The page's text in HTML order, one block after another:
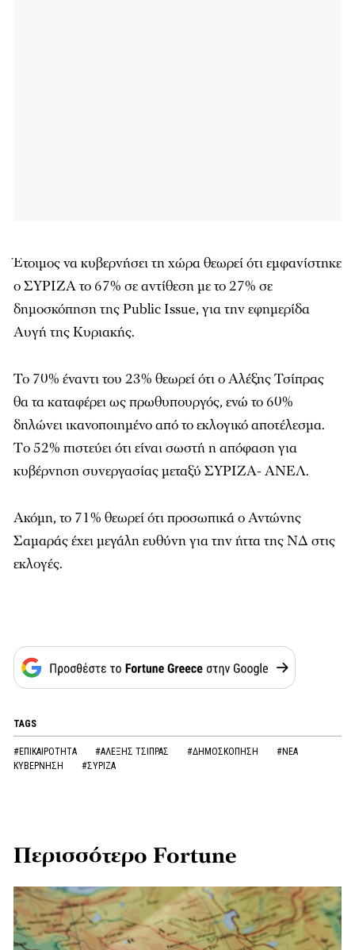
Έτοιμος να κυβερνήσει τη χώρα θεωρεί ότι εμφανίστηκε
ο ΣΥΡΙΖΑ το 67% σε αντίθεση με το 27% σε
δημοσκόπηση της Public Issue, για την εφημερίδα
Αυγή της Κυριακής.
Το 70% έναντι του 23% θεωρεί ότι ο Αλέξης Τσίπρας
θα τα καταφέρει ως πρωθυπουργός, ενώ το 60%
δηλώνει ικανοποιημένο από το εκλογικό αποτέλεσμα.
Τo 52% πιστεύει ότι είναι σωστή η απόφαση για
κυβέρνηση συνεργασίας μεταξύ ΣΥΡΙΖΑ- ΑΝΕΛ.
Ακόμη, το 71% θεωρεί ότι προσωπικά ο Αντώνης
Σαμαράς έχει μεγάλη ευθύνη για την ήττα της ΝΔ στις
εκλογές.
TAGS
#ΕΠΙΚΑΙΡΟΤΗΤΑ #ΑΛΕΞΗΣ ΤΣΙΠΡΑΣ #ΔΗΜΟΣΚΟΠΗΣΗ
#ΝΕΑ
ΚΥΒΕΡΝΗΣΗ
#ΣΥΡΙΖΑ
Περισσότερο Fortune